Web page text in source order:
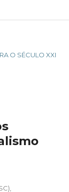
O SÉCULO XXI